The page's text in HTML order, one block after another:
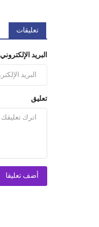
تعليقات
البريد الإلكتروني
تعليق
أضف تعليقا